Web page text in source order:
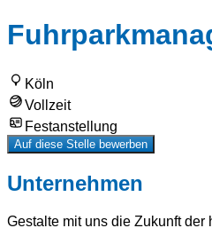
Köln
Vollzeit
Festanstellung
Auf diese Stelle bewerben
Unternehmen
Gestalte mit uns die Zukunft der